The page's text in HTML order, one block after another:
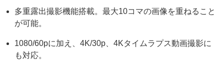
多重露出撮影機能搭載。最大10コマの画像を重ねること
が可能。
1080/60pに加え、4K/30p、4Kタイムラプス動画撮影に
も対応。